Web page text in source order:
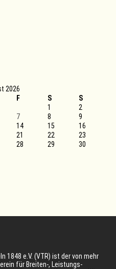
2026
F S
S
1
2
7 8
9
14 15
16
21 22
23
28 29
30
1848 e.V. (VTR) ist der von mehr
für Breiten-, Leistungs-